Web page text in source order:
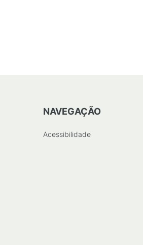
NAVEGAÇÃO
Acessibilidade